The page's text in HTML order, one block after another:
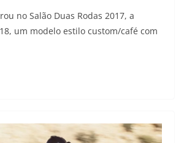
no Salão Duas Rodas 2017, a
um modelo estilo custom/café com